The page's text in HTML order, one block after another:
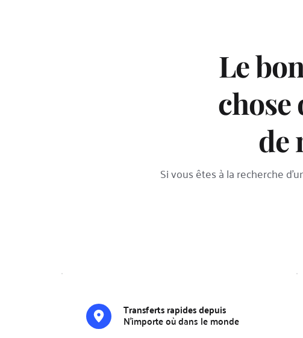
Le
de
Si vous êtes à la recherche
Transferts rapides depuis
N'importe où dans le monde